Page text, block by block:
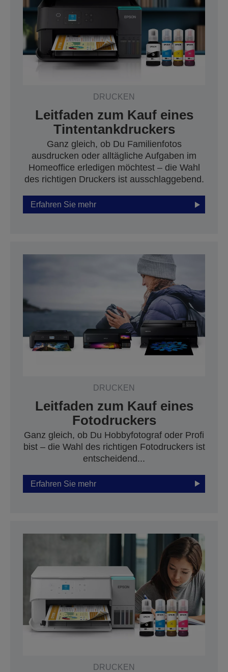
DRUCKEN
Leitfaden zum Kauf eines
Tintentankdruckers
Ganz gleich, ob Du Familienfotos
ausdrucken oder alltägliche Aufgaben im
Homeoffice erledigen möchtest – die Wahl
des richtigen Druckers ist ausschlaggebend.
Erfahren Sie mehr
DRUCKEN
Leitfaden zum Kauf eines
Fotodruckers
Ganz gleich, ob Du Hobbyfotograf oder Profi
bist – die Wahl des richtigen Fotodruckers ist
entscheidend...
Erfahren Sie mehr
DRUCKEN